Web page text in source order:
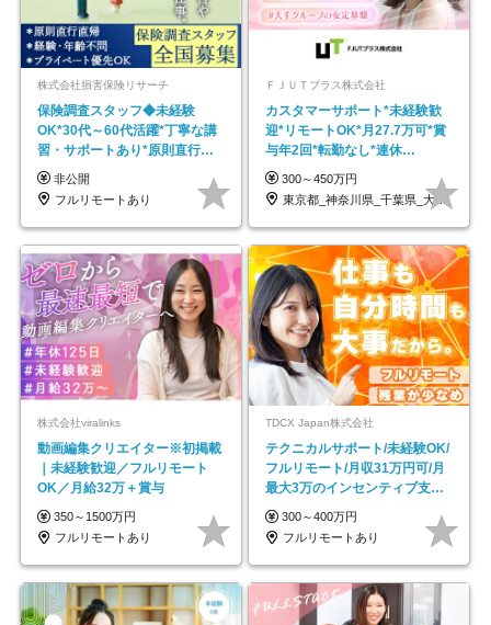
株式会社損害保険リサーチ
保険調査スタッフ◆未経験
OK*30代～60代活躍*丁寧な講
習・サポートあり*原則直行直
帰／全国募集・業務委託
非公開
フルリモートあり
ＦＪＵＴプラス株式会社
カスタマーサポート*未経験歓
迎*リモートOK*月27.7万可*賞
与年2回*転勤なし*連休
OK/ZE010232
300～450万円
東京都_神奈川県_千葉県_大阪府_愛知県…
株式会社viralinks
動画編集クリエイター※初掲載
｜未経験歓迎／フルリモート
OK／月給32万＋賞与
350～1500万円
フルリモートあり
TDCX Japan株式会社
テクニカルサポート/未経験OK/
フルリモート/月収31万円可/月
最大3万のインセンティブ支給/
平均年齢33歳
300～400万円
フルリモートあり